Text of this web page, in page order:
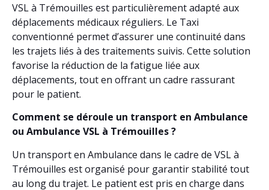
VSL à Trémouilles est particulièrement adapté aux
déplacements médicaux réguliers. Le Taxi
conventionné permet d’assurer une continuité dans
les trajets liés à des traitements suivis. Cette solution
favorise la réduction de la fatigue liée aux
déplacements, tout en offrant un cadre rassurant
pour le patient.
Comment se déroule un transport en Ambulance
ou Ambulance VSL à Trémouilles ?
Un transport en Ambulance dans le cadre de VSL à
Trémouilles est organisé pour garantir stabilité tout
au long du trajet. Le patient est pris en charge dans